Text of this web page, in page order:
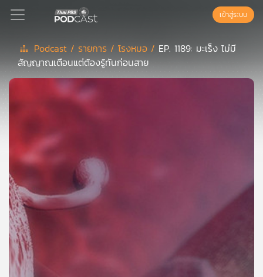
Podcast
แนะนำ
เพล
ย์
ลิ
สต์
ของ
คุณ
เข้าสู่ระบบ
Podcast / รายการ /โรงหมอ / EP. 1189: มะเร็ง ไม่มี
สัญญาณเตือนแต่ต้องรู้ทันก่อนสาย